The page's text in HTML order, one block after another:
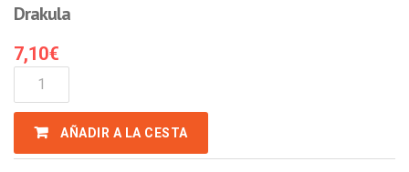
Drakula
7,10€
Drakula
Cantidad
AÑADIR A LA CESTA